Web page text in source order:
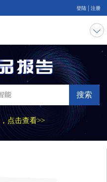
登陆 注册
搜索
点击查看>>